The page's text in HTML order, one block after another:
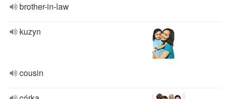
brother-in-law
kuzyn
cousin